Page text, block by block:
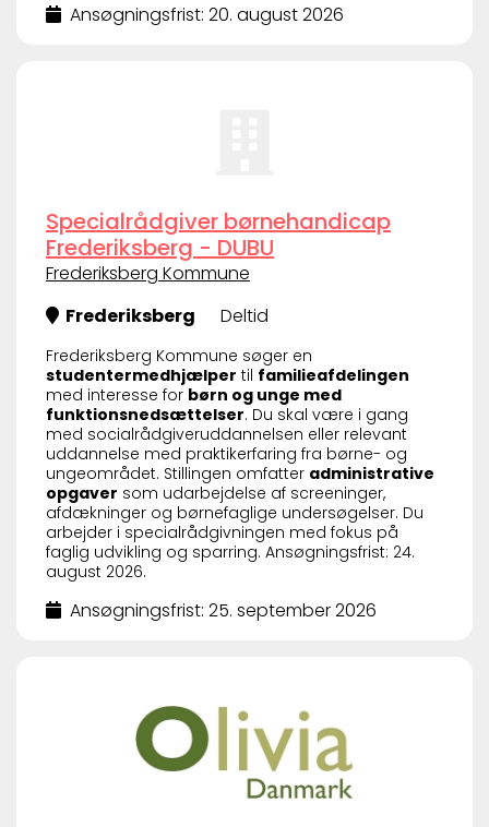
Ansøgningsfrist: 20. august 2026
Specialrådgiver børnehandicap
Frederiksberg - DUBU
Frederiksberg Kommune
Frederiksberg
Deltid
Frederiksberg Kommune søger en
studentermedhjælper til familieafdelingen
med interesse for børn og unge med
funktionsnedsættelser. Du skal være i gang
med socialrådgiveruddannelsen eller relevant
uddannelse med praktikerfaring fra børne- og
ungeområdet. Stillingen omfatter administrative
opgaver som udarbejdelse af screeninger,
afdækninger og børnefaglige undersøgelser. Du
arbejder i specialrådgivningen med fokus på
faglig udvikling og sparring. Ansøgningsfrist: 24.
august 2026.
Ansøgningsfrist: 25. september 2026